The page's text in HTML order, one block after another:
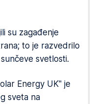
su zagađenje
to je razvedrilo
svetlosti.
Energy UK" je
sveta na